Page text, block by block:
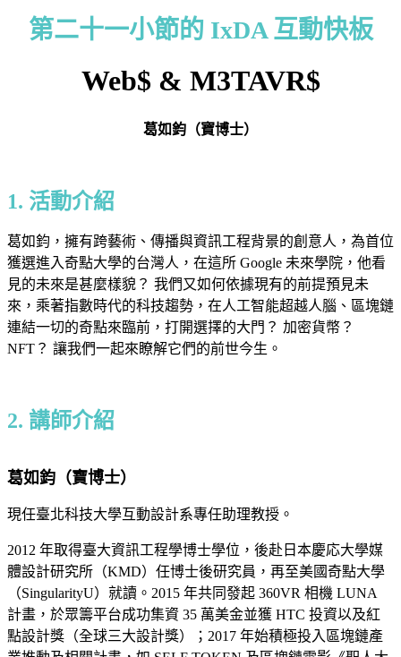
第二十一小節的 IxDA 互動快板
Web$ & M3TAVR$
葛如鈞（寶博士）
1. 活動介紹
葛如鈞，擁有跨藝術、傳播與資訊工程背景的創意人，為首位
獲選進入奇點大學的台灣人，在這所 Google 未來學院，他看
見的未來是甚麼樣貌？ 我們又如何依據現有的前提預見未
來，乘著指數時代的科技趨勢，在人工智能超越人腦、區塊鏈
連結一切的奇點來臨前，打開選擇的大門？ 加密貨幣？
NFT？ 讓我們一起來瞭解它們的前世今生。
2. 講師介紹
葛如鈞（寶博士）
現任臺北科技大學互動設計系專任助理教授。
2012 年取得臺大資訊工程學博士學位，後赴日本慶応大學媒
體設計研究所（KMD）任博士後研究員，再至美國奇點大學
（SingularityU）就讀。2015 年共同發起 360VR 相機 LUNA
計畫，於眾籌平台成功集資 35 萬美金並獲 HTC 投資以及紅
點設計獎（全球三大設計獎）；2017 年始積極投入區塊鏈產